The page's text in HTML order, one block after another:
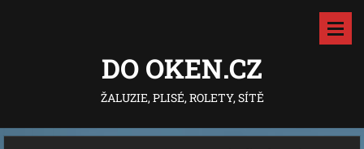
DO OKEN.CZ
ŽALUZIE, PLISÉ, ROLETY, SÍTĚ